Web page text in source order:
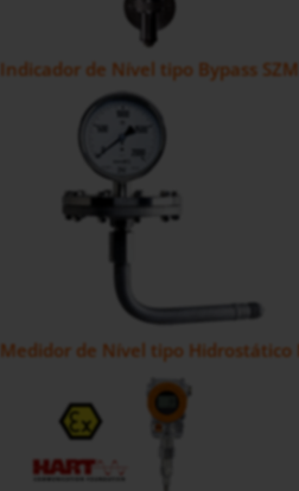
Indicador de Nível tipo Bypass SZM
Medidor de Nível tipo Hidrostático